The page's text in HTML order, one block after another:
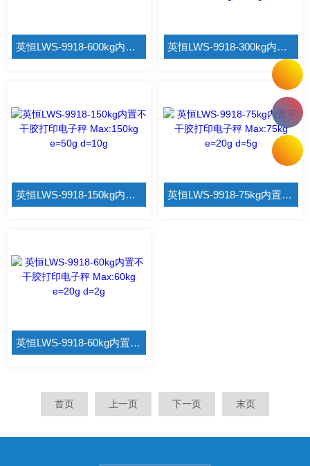
英恒LWS-9918-600kg内置不干胶打印电子秤 粘贴标签LWS-9918不干胶打印磅秤 英恒LWS-9918-300kg内置不干胶打印电子秤 Max:300kg e=100g d=20g
英恒LWS-9918-150kg内置不干胶打印电子秤 Max:150kg e=50g d=10g 英恒LWS-9918-75kg内置不干胶打印电子秤 Max:75kg e=20g d=5g
英恒LWS-9918-60kg内置不干胶打印电子秤 Max:60kg e=20g d=2g
首页 上一页 下一页 末页